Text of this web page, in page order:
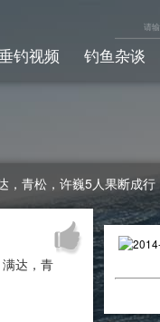
钓视频 钓鱼杂谈
青松，许巍5人果断成
达，青